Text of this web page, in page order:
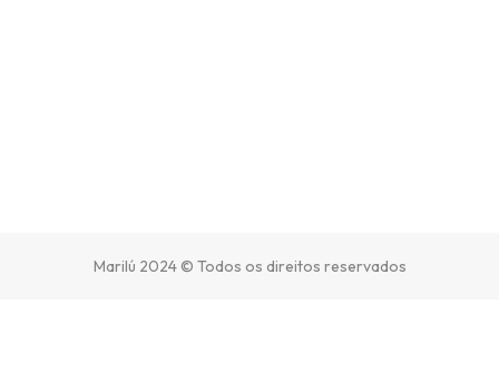
Marilú 2024 © Todos os direitos reservados